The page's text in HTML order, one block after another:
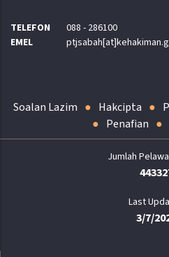
TELEFON
088 - 286100
EMEL
Soalan Lazim Hakcipta
Penafian
Last
3/7/